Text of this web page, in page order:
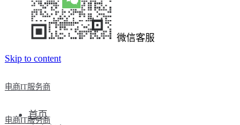
微信客服
Skip to content
电商IT服务商
首页
电商IT服务商